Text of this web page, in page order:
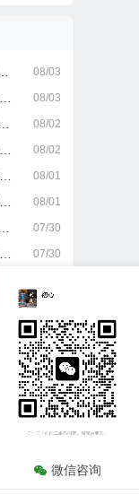
08/03
08/03
08/02
08/02
08/01
08/01
07/30
07/30
07/29
微信咨询